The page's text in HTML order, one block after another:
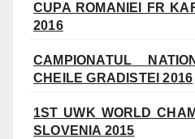
CUPA ROMANIEI FR
2016
CAMPIONATUL
CHEILE GRADISTEI 2016
1ST UWK WORLD
SLOVENIA 2015